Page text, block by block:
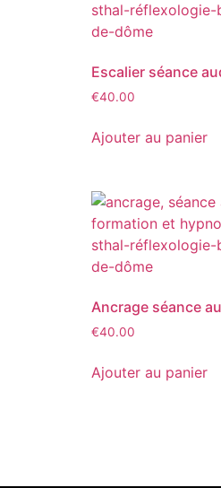
Escalier séance
€40.00
Ajouter au panier
Ancrage séance
€40.00
Ajouter au panier